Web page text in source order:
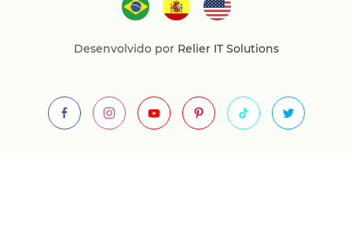
Desenvolvido porRelier IT Solutions